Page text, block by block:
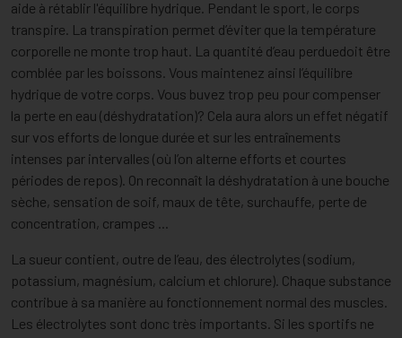
aide à rétablir l'équilibre hydrique. Pendant le sport, le corps
transpire. La transpiration permet d’éviter que la température
corporelle ne monte trop haut. La quantité d’eau perduedoit être
comblée par les boissons. Vous maintenez ainsi l’équilibre
hydrique de votre corps. Vous buvez trop peu pour compenser
la perte en eau (déshydratation)? Cela aura alors un effet négatif
sur vos efforts de longue durée et sur les entraînements
intenses par intervalles (où l’on alterne efforts et courtes
périodes de repos). On reconnaît la déshydratation à une bouche
sèche, sensation de soif, maux de tête, surchauffe, perte de
concentration, crampes ...
La sueur contient, outre de l’eau, des électrolytes (sodium,
potassium, magnésium, calcium et chlorure). Chaque substance
contribue à sa manière au fonctionnement normal des muscles.
Les électrolytes sont donc très importants. Si les sportifs ne